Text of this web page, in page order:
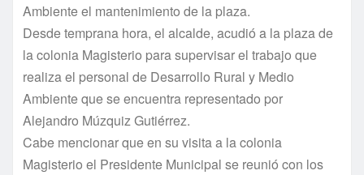
Ambiente el mantenimiento de la plaza.
Desde temprana hora, el alcalde, acudió a la plaza de
la colonia Magisterio para supervisar el trabajo que
realiza el personal de Desarrollo Rural y Medio
Ambiente que se encuentra representado por
Alejandro Múzquiz Gutiérrez.
Cabe mencionar que en su visita a la colonia
Magisterio el Presidente Municipal se reunió con los